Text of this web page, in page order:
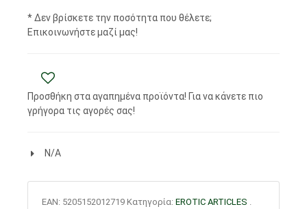
* Δεν βρίσκετε την ποσότητα που θέλετε;
Επικοινωνήστε μαζί μας!
Προσθήκη στα αγαπημένα προϊόντα! Για να κάνετε πιο
γρήγορα τις αγορές σας!
N/A
EAN: 5205152012719 Κατηγορία: EROTIC ARTICLES .